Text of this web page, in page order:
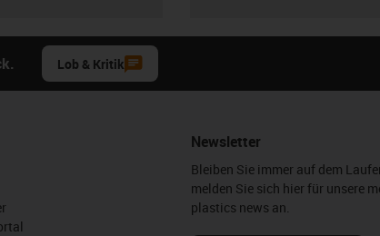
Lob & Kritik
Newsletter
Bleiben Sie immer auf dem
melden Sie sich hier für unsere
plastics news an.